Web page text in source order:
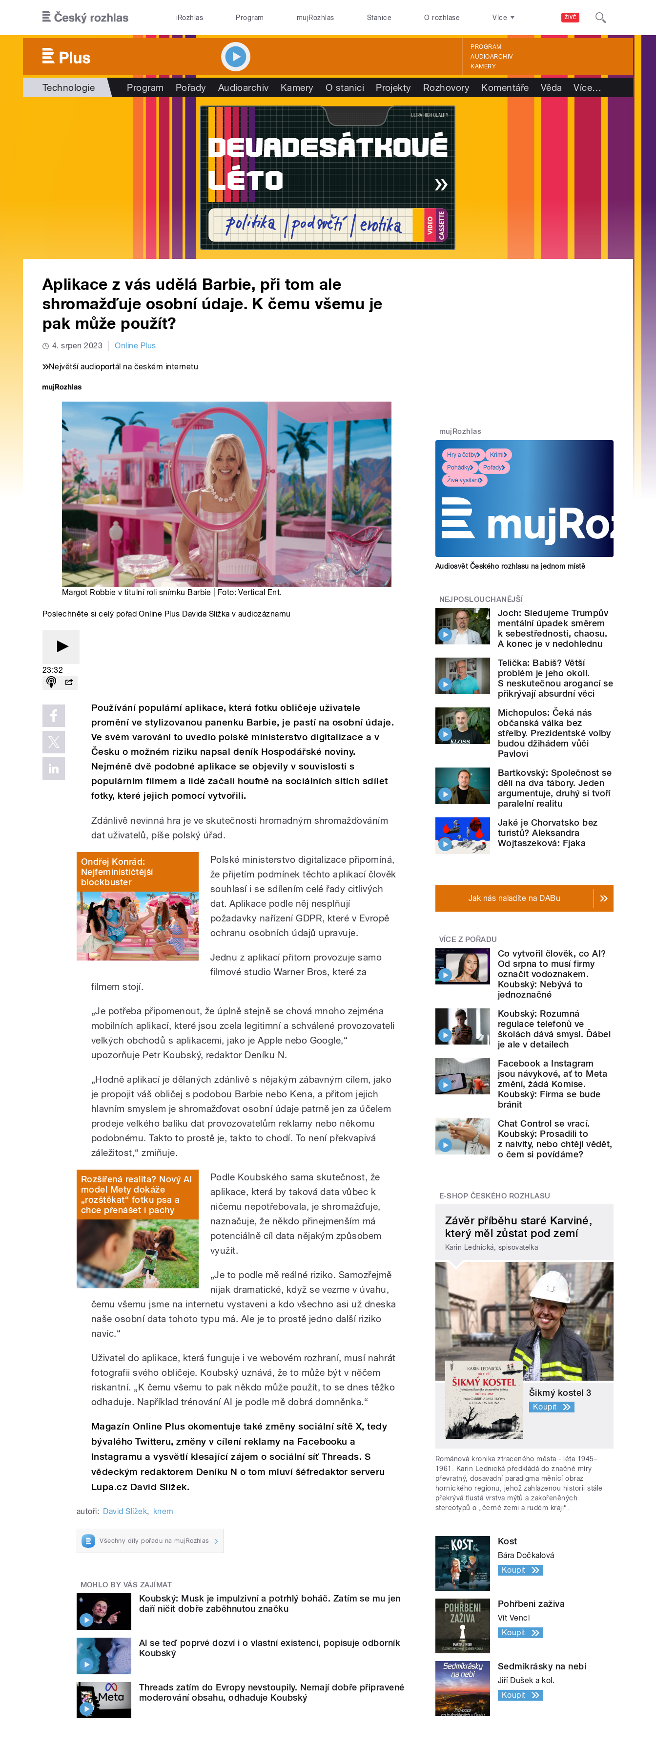
ŽIVĚ
iRozhlas Program mujRozhlas Stanice O rozhlase Více
PROGRAM
AUDIOARCHIV
KAMERY
Technologie Program Pořady Audioarchiv Kamery O stanici Projekty Rozhovory Komentáře Věda Více…
Aplikace z vás udělá Barbie, při tom ale
shromažďuje osobní údaje. K čemu všemu je
pak může použít?
4. srpen 2023 Online Plus
Největší audioportál na českém internetu
Margot Robbie v titulní roli snímku Barbie | Foto: Vertical Ent.
Poslechněte si celý pořad Online Plus Davida Slížka v audiozáznamu
23:32
Používání populární aplikace, která fotku obličeje uživatele
promění ve stylizovanou panenku Barbie, je pastí na osobní údaje.
Ve svém varování to uvedlo polské ministerstvo digitalizace a v
Česku o možném riziku napsal deník Hospodářské noviny.
Nejméně dvě podobné aplikace se objevily v souvislosti s
populárním filmem a lidé začali houfně na sociálních sítích sdílet
fotky, které jejich pomocí vytvořili.
Zdánlivě nevinná hra je ve skutečnosti hromadným shromažďováním
dat uživatelů, píše polský úřad.
Ondřej Konrád:
Nejfeminističtější
blockbuster
Polské ministerstvo digitalizace připomíná,
že přijetím podmínek těchto aplikací člověk
souhlasí i se sdílením celé řady citlivých
dat. Aplikace podle něj nesplňují
požadavky nařízení GDPR, které v Evropě
ochranu osobních údajů upravuje.
Jednu z aplikací přitom provozuje samo
filmové studio Warner Bros, které za
filmem stojí.
„Je potřeba připomenout, že úplně stejně se chová mnoho zejména
mobilních aplikací, které jsou zcela legitimní a schválené provozovateli
velkých obchodů s aplikacemi, jako je Apple nebo Google,“
upozorňuje Petr Koubský, redaktor Deníku N.
„Hodně aplikací je dělaných zdánlivě s nějakým zábavným cílem, jako
je propojit váš obličej s podobou Barbie nebo Kena, a přitom jejich
hlavním smyslem je shromažďovat osobní údaje patrně jen za účelem
prodeje velkého balíku dat provozovatelům reklamy nebo někomu
podobnému. Takto to prostě je, takto to chodí. To není překvapivá
záležitost,“ zmiňuje.
Rozšířená realita? Nový AI
model Mety dokáže
„rozštěkat“ fotku psa a
chce přenášet i pachy
Podle Koubského sama skutečnost, že
aplikace, která by taková data vůbec k
ničemu nepotřebovala, je shromažďuje,
naznačuje, že někdo přinejmenším má
potenciálně cíl data nějakým způsobem
využít.
„Je to podle mě reálné riziko. Samozřejmě
nijak dramatické, když se vezme v úvahu,
čemu všemu jsme na internetu vystaveni a kdo všechno asi už dneska
naše osobní data tohoto typu má. Ale je to prostě jedno další riziko
navíc.“
Uživatel do aplikace, která funguje i ve webovém rozhraní, musí nahrát
fotografii svého obličeje. Koubský uznává, že to může být v něčem
riskantní. „K čemu všemu to pak někdo může použít, to se dnes těžko
odhaduje. Například trénování AI je podle mě dobrá domněnka.“
Magazín Online Plus okomentuje také změny sociální sítě X, tedy
bývalého Twitteru, změny v cílení reklamy na Facebooku a
Instagramu a vysvětlí klesající zájem o sociální síť Threads. S
vědeckým redaktorem Deníku N o tom mluví šéfredaktor serveru
Lupa.cz David Slížek.
autoři: David Slížek, knem
Všechny díly pořadu na mujRozhlas
MOHLO BY VÁS ZAJÍMAT
Koubský: Musk je impulzivní a potrhlý boháč. Zatím se mu jen
daří ničit dobře zaběhnutou značku
Al se teď poprvé dozví i o vlastní existenci, popisuje odborník
Koubský
Threads zatím do Evropy nevstoupily. Nemají dobře připravené
moderování obsahu, odhaduje Koubský
mujRozhlas
Hry a četby
Krimi
Pohádky
Pořady
Živé vysílání
Audiosvět Českého rozhlasu na jednom místě
NEJPOSLOUCHANĚJŠÍ
Joch: Sledujeme Trumpův
mentální úpadek směrem
k sebestřednosti, chaosu.
A konec je v nedohlednu
Telička: Babiš? Větší
problém je jeho okolí.
S neskutečnou arogancí se
přikrývají absurdní věci
Michopulos: Čeká nás
občanská válka bez
střelby. Prezidentské volby
budou džihádem vůči
Pavlovi
Bartkovský: Společnost se
dělí na dva tábory. Jeden
argumentuje, druhý si tvoří
paralelní realitu
Jaké je Chorvatsko bez
turistů? Aleksandra
Wojtaszeková: Fjaka
Jak nás naladíte na DABu
VÍCE Z POŘADU
Co vytvořil člověk, co AI?
Od srpna to musí firmy
označit vodoznakem.
Koubský: Nebývá to
jednoznačné
Koubský: Rozumná
regulace telefonů ve
školách dává smysl. Ďábel
je ale v detailech
Facebook a Instagram
jsou návykové, ať to Meta
změní, žádá Komise.
Koubský: Firma se bude
bránit
Chat Control se vrací.
Koubský: Prosadili to
z naivity, nebo chtějí vědět,
o čem si povídáme?
E-SHOP ČESKÉHO ROZHLASU
Závěr příběhu staré Karviné,
který měl zůstat pod zemí
Karin Lednická, spisovatelka
Šikmý kostel 3
Koupit
Románová kronika ztraceného města - léta 1945–
1961. Karin Lednická předkládá do značné míry
převratný, dosavadní paradigma měnící obraz
hornického regionu, jehož zahlazenou historii stále
překrývá tlustá vrstva mýtů a zakořeněných
stereotypů o „černé zemi a rudém kraji“.
Kost
Bára Dočkalová
Koupit
Pohřbeni zaživa
Vít Vencl
Koupit
Sedmikrásky na nebi
Jiří Dušek a kol.
Koupit